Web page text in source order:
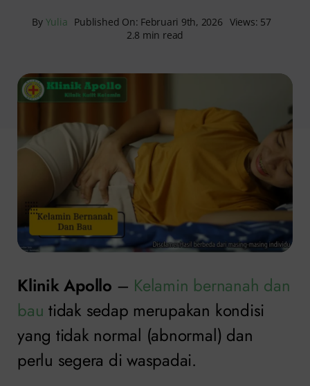
By Yulia Published On: Februari 9th, 2026 Views: 57
2.8 min read
Klinik Apollo – Kelamin bernanah dan
bau tidak sedap merupakan kondisi
yang tidak normal (abnormal) dan
perlu segera di waspadai.